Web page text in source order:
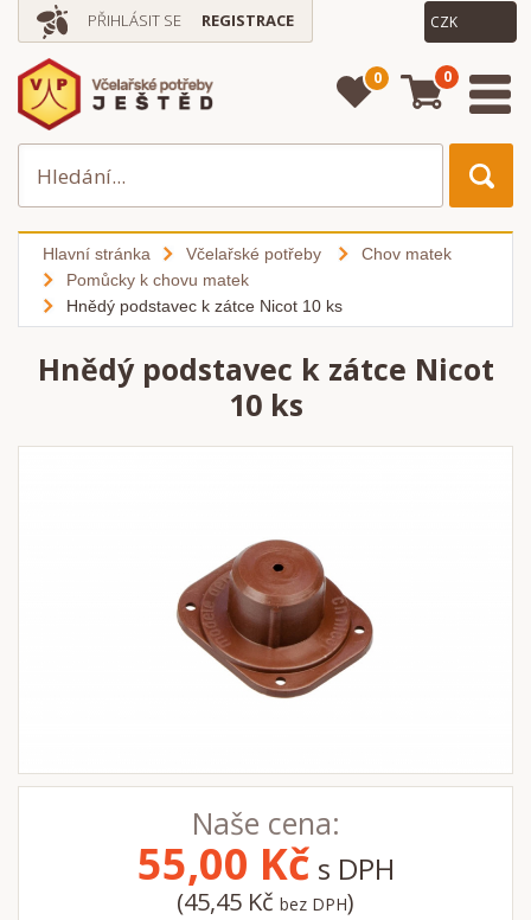
PŘIHLÁSIT SE REGISTRACE
0 0
Hlavní stránka Včelařské potřeby
Chov matek
Pomůcky k chovu matek
Hnědý podstavec k zátce Nicot 10 ks
Hnědý podstavec k zátce Nicot
10 ks
Naše cena:
55,00 Kč s DPH
(45,45 Kč bez DPH)